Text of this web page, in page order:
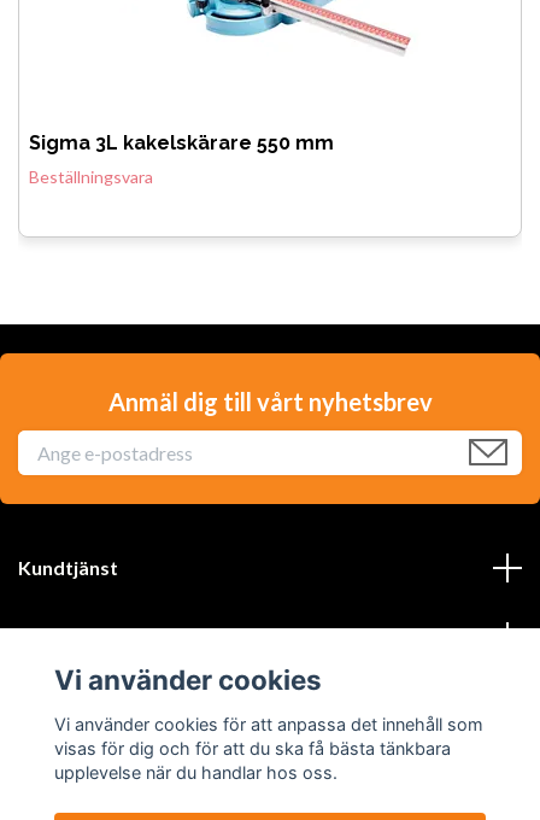
Sigma 3L kakelskärare 550 mm
Beställningsvara
Anmäl dig till vårt nyhetsbrev
Kundtjänst
Läs mer
Vi använder cookies
Vi använder cookies för att anpassa det innehåll som
visas för dig och för att du ska få bästa tänkbara
upplevelse när du handlar hos oss.